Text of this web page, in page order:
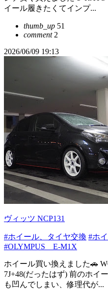
イール履きたくてインプ...
thumb_up 51
comment2
2026/06/09 19:13
ヴィッツ NCP131
#ホイール、タイヤ交換 #ホ
#OLYMPUS E-M1X
ホイール買い換えました🚗
7J+48(だったはず) 前のホイ
も凹んでしまい、修理代が...